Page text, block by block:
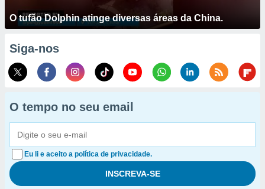
O tufão Dolphin atinge diversas áreas da China.
Siga-nos
O tempo no seu email
Eu li e aceito a política de privacidade.